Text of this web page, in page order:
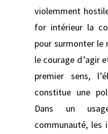
violemment
for intérieur la
pour surmonter le
le courage d’agir
premier sens,
constitue une
Dans un
communauté, les